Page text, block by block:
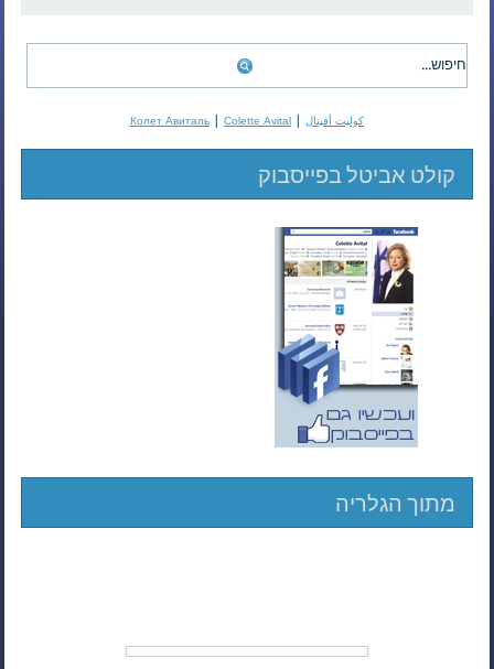
كوليت أفيتال |
Колет Авиталь | Colette Avital
קולט אביטל בפייסבוק
מתוך הגלריה